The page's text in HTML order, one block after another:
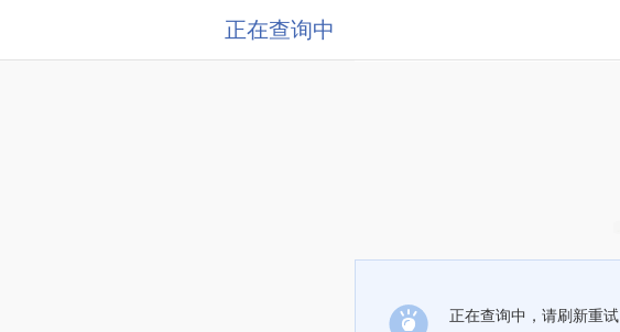
正在查询中
正在查询中，请刷新重试